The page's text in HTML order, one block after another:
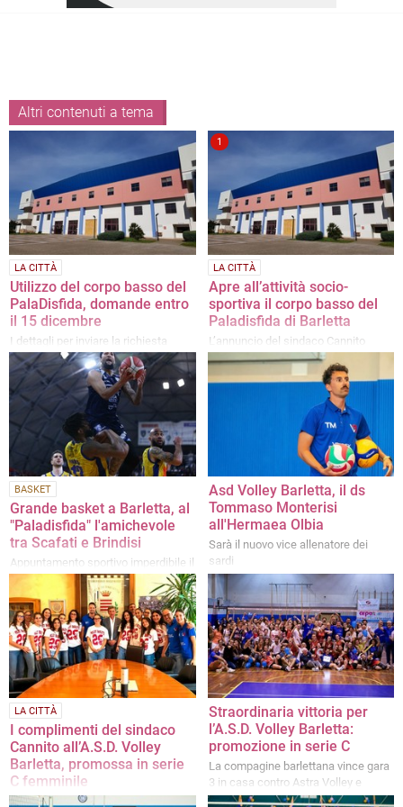
Altri contenuti a tema
LA CITTÀ
Utilizzo del corpo basso del
PalaDisfida, domande entro
il 15 dicembre
I dettagli per inviare la richiesta
1
LA CITTÀ
Apre all’attività socio-
sportiva il corpo basso del
Paladisfida di Barletta
L’annuncio del sindaco Cannito
BASKET
Grande basket a Barletta, al
"Paladisfida" l'amichevole
tra Scafati e Brindisi
Appuntamento sportivo imperdibile il
prossimo 31 agosto
Asd Volley Barletta, il ds
Tommaso Monterisi
all'Hermaea Olbia
Sarà il nuovo vice allenatore dei
sardi
LA CITTÀ
I complimenti del sindaco
Cannito all’A.S.D. Volley
Barletta, promossa in serie
C femminile
«Auspichiamo loro di essere
Straordinaria vittoria per
l’A.S.D. Volley Barletta:
promozione in serie C
La compagine barlettana vince gara
3 in casa contro Astra Volley e
centra la storica promozione in serie